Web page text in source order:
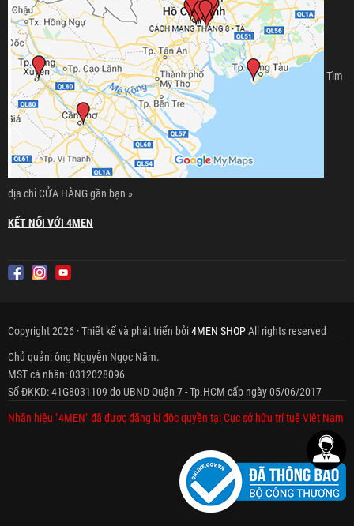
Tìm
địa chỉ CỬA HÀNG gần bạn »
KẾT NỐI VỚI 4MEN
Copyright 2026 · Thiết kế và phát triển bởi4MEN SHOPAll rights reserved
Chủ quản: ông Nguyễn Ngọc Năm.
MST cá nhân: 0312028096
Số ĐKKD: 41G8031109 do UBND Quận 7 - Tp.HCM cấp ngày 05/06/2017
Nhãn hiệu "4MEN" đã được đăng kí độc quyền tại Cục sở hữu trí tuệ Việt Nam